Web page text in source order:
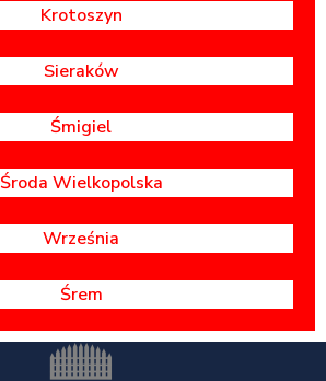
Krotoszyn
Sieraków
Śmigiel
Środa Wielkopolska
Września
Śrem